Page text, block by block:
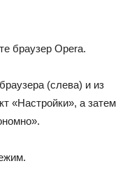
браузер Opera.
(слева) и из
«Настройки», а затем